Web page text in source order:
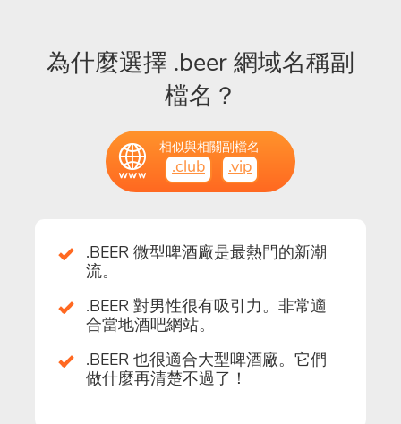
為什麼選擇 .beer 網域名稱副
檔名？
相似與相關副檔名
.club .vip
.BEER 微型啤酒廠是最熱門的新潮
流。
.BEER 對男性很有吸引力。非常適
合當地酒吧網站。
.BEER 也很適合大型啤酒廠。它們
做什麼再清楚不過了！